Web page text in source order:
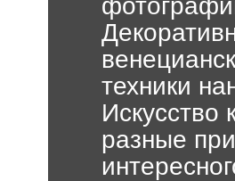
техники
Искусство
разные